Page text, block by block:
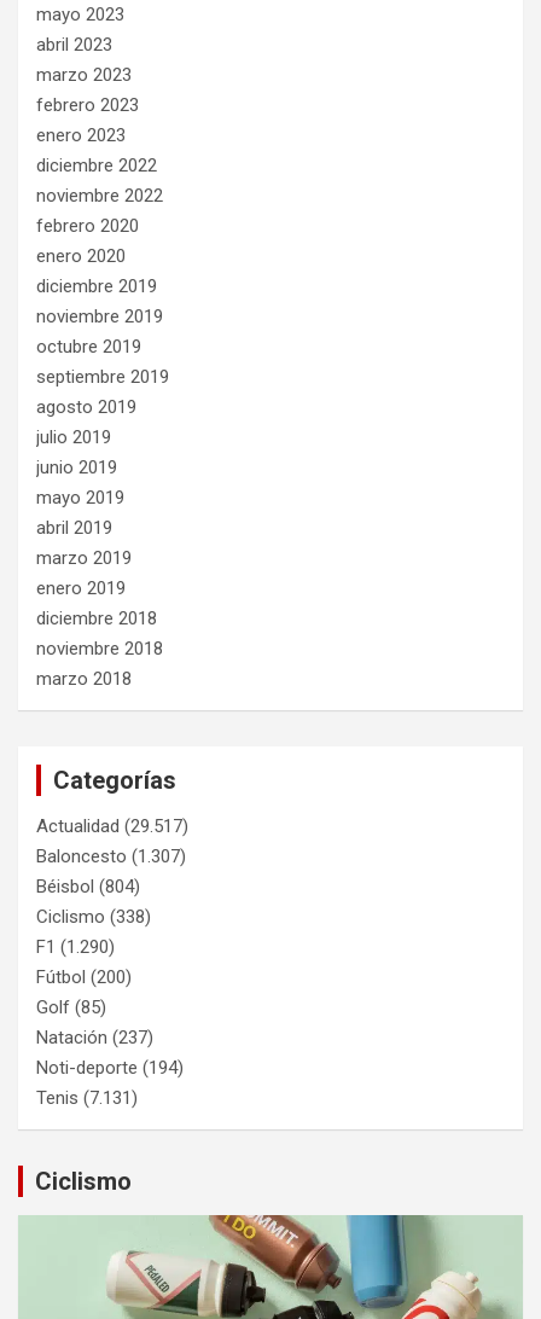
mayo 2023
abril 2023
marzo 2023
febrero 2023
enero 2023
diciembre 2022
noviembre 2022
febrero 2020
enero 2020
diciembre 2019
noviembre 2019
octubre 2019
septiembre 2019
agosto 2019
julio 2019
junio 2019
mayo 2019
abril 2019
marzo 2019
enero 2019
diciembre 2018
noviembre 2018
marzo 2018
Categorías
Actualidad (29.517)
Baloncesto (1.307)
Béisbol (804)
Ciclismo (338)
F1 (1.290)
Fútbol (200)
Golf (85)
Natación (237)
Noti-deporte (194)
Tenis (7.131)
Ciclismo